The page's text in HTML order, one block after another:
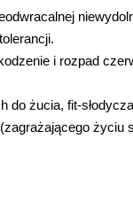
i rozpad
do żucia, fit-